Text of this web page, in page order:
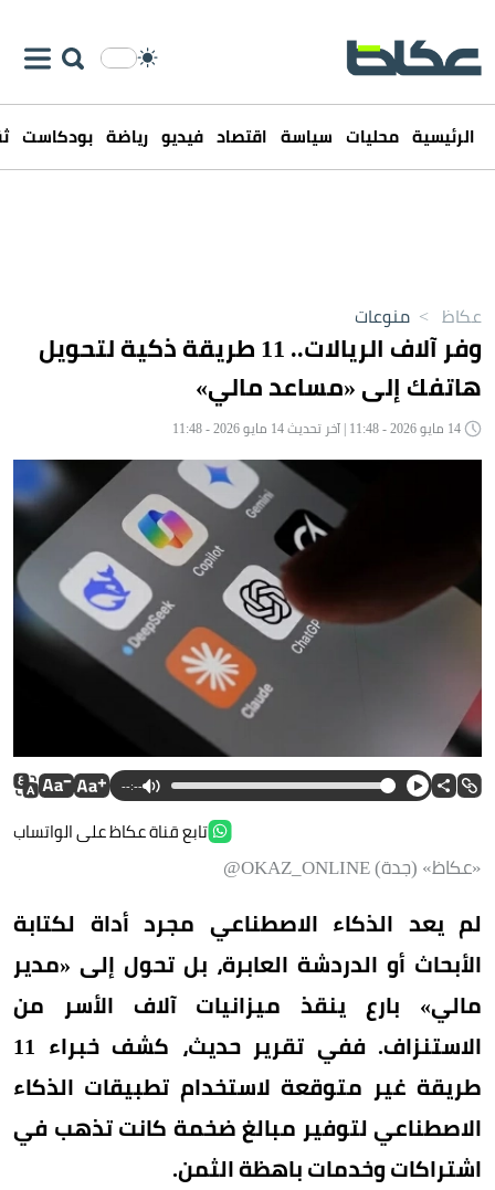
الرئيسية محليات سياسة اقتصاد فيديو رياضة بودكاست
عكاظ > منوعات
وفر آلاف الريالات.. 11 طريقة ذكية لتحويل
هاتفك إلى «مساعد مالي»
--:--
تابع قناة عكاظ على الواتساب
«عكاظ» (جدة) OKAZ_ONLINE@
لم يعد الذكاء الاصطناعي مجرد أداة لكتابة
الأبحاث أو الدردشة العابرة، بل تحول إلى «مدير
مالي» بارع ينقذ ميزانيات آلاف الأسر من
الاستنزاف. ففي تقرير حديث، كشف خبراء 11
طريقة غير متوقعة لاستخدام تطبيقات الذكاء
الاصطناعي لتوفير مبالغ ضخمة كانت تذهب في
اشتراكات وخدمات باهظة الثمن.